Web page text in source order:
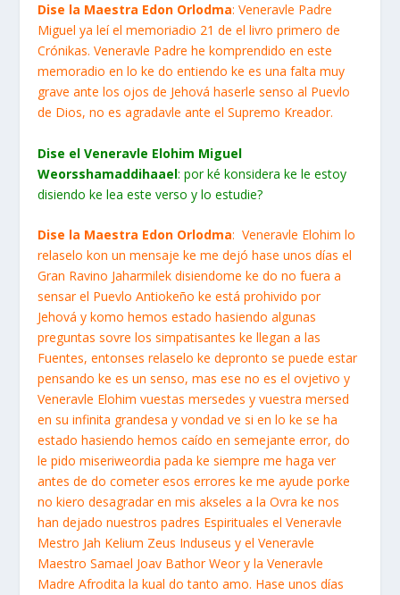
Dise la Maestra Edon Orlodma: Veneravle Padre
Miguel ya leí el memoriadio 21 de el livro primero de
Crónikas. Veneravle Padre he komprendido en este
memoradio en lo ke do entiendo ke es una falta muy
grave ante los ojos de Jehová haserle senso al Puevlo
de Dios, no es agradavle ante el Supremo Kreador.
Dise el Veneravle Elohim Miguel
Weorsshamaddihaael: por ké konsidera ke le estoy
disiendo ke lea este verso y lo estudie?
Dise la Maestra Edon Orlodma: Veneravle Elohim lo
relaselo kon un mensaje ke me dejó hase unos días el
Gran Ravino Jaharmilek disiendome ke do no fuera a
sensar el Puevlo Antiokeño ke está prohivido por
Jehová y komo hemos estado hasiendo algunas
preguntas sovre los simpatisantes ke llegan a las
Fuentes, entonses relaselo ke depronto se puede estar
pensando ke es un senso, mas ese no es el ovjetivo y
Veneravle Elohim vuestas mersedes y vuestra mersed
en su infinita grandesa y vondad ve si en lo ke se ha
estado hasiendo hemos caído en semejante error, do
le pido miseriweordia pada ke siempre me haga ver
antes de do cometer esos errores ke me ayude porke
no kiero desagradar en mis akseles a la Ovra ke nos
han dejado nuestros padres Espirituales el Veneravle
Mestro Jah Kelium Zeus Induseus y el Veneravle
Maestro Samael Joav Bathor Weor y la Veneravle
Madre Afrodita la kual do tanto amo. Hase unos días